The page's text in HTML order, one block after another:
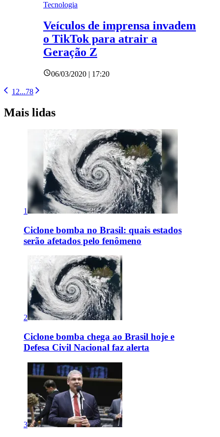
Tecnologia
Veículos de imprensa invadem
o TikTok para atrair a
Geração Z
06/03/2020 | 17:20
1 2...78
Mais lidas
1
Ciclone bomba no Brasil: quais estados
serão afetados pelo fenômeno
2
Ciclone bomba chega ao Brasil hoje e
Defesa Civil Nacional faz alerta
3